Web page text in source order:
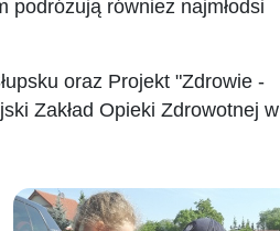
również najmłodsi
oraz Projekt "Zdrowie -
Zakład Opieki Zdrowotnej w